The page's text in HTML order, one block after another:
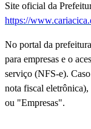
Site oficial da
https://
No portal da
para empresas e o
serviço (NFS-e).
nota fiscal
ou "Empresas".